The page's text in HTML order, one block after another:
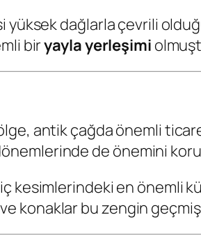
dağlarla çevrili
biryayla yerleşimi
antik çağda önemli
de önemini
iç kesimlerindeki en
konaklar bu zengin